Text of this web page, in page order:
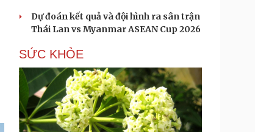
Dự đoán kết quả và đội hình ra sân trận
Thái Lan vs Myanmar ASEAN Cup 2026
SỨC KHỎE